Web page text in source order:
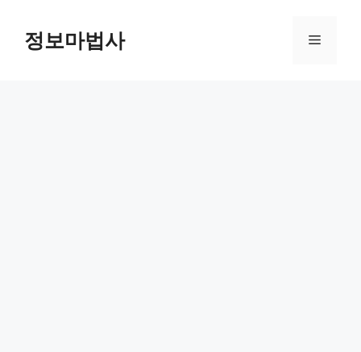
정보마법사 메